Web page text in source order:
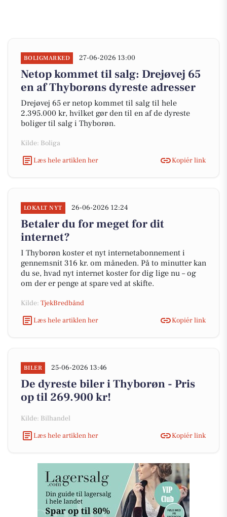
BOLIGMARKED 27-06-2026 13:00
Netop kommet til salg: Drejøvej 65
en af Thyborøns dyreste adresser
Drejøvej 65 er netop kommet til salg til hele
2.395.000 kr, hvilket gør den til en af de dyreste
boliger til salg i Thyborøn.
Kilde: Boliga
Læs hele artiklen her
Kopiér link
LOKALT NYT 26-06-2026 12:24
Betaler du for meget for dit
internet?
I Thyborøn koster et nyt internetabonnement i
gennemsnit 316 kr. om måneden. På to minutter kan
du se, hvad nyt internet koster for dig lige nu – og
om der er penge at spare ved at skifte.
Kilde: TjekBredbånd
Læs hele artiklen her
Kopiér link
BILER 25-06-2026 13:46
De dyreste biler i Thyborøn - Pris
op til 269.900 kr!
Kilde: Bilhandel
Læs hele artiklen her
Kopiér link